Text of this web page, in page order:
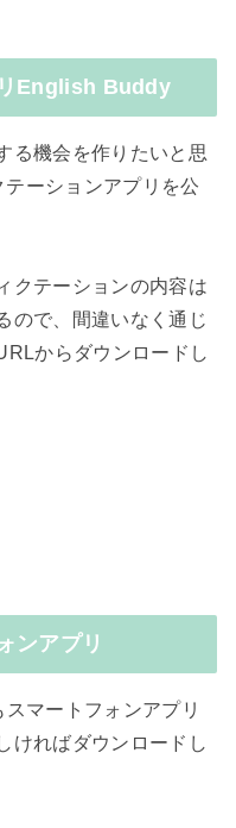
English Buddy
る機会を作りたいと思
ーションアプリを公
クテーションの内容は
ので、間違いなく通じ
からダウンロードし
ンアプリ
マートフォンアプリ
ければダウンロードし